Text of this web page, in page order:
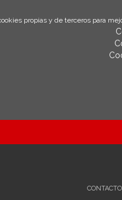
propias y de terceros para
CONTACTO